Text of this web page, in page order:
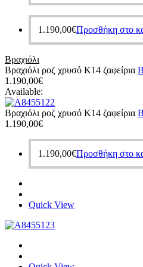
1.190,00€Προσθήκη στο
Βραχιόλι
Βραχιόλι ροζ χρυσό Κ14 ζαφείρια
1.190,00€
Available:
Βραχιόλι ροζ χρυσό Κ14 ζαφείρια
1.190,00€
1.190,00€Προσθήκη στο
Quick View